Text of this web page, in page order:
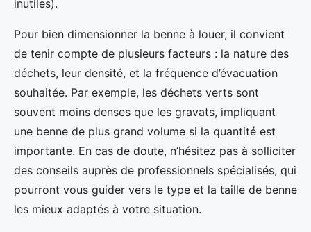
inutiles).
Pour bien dimensionner la benne à louer, il convient
de tenir compte de plusieurs facteurs : la nature des
déchets, leur densité, et la fréquence d’évacuation
souhaitée. Par exemple, les déchets verts sont
souvent moins denses que les gravats, impliquant
une benne de plus grand volume si la quantité est
importante. En cas de doute, n’hésitez pas à solliciter
des conseils auprès de professionnels spécialisés, qui
pourront vous guider vers le type et la taille de benne
les mieux adaptés à votre situation.